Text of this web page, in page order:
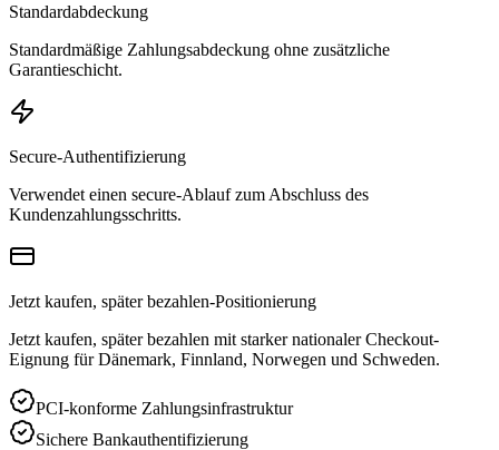
Standardabdeckung
Standardmäßige Zahlungsabdeckung ohne zusätzliche
Garantieschicht.
Secure-Authentifizierung
Verwendet einen secure-Ablauf zum Abschluss des
Kundenzahlungsschritts.
Jetzt kaufen, später bezahlen-Positionierung
Jetzt kaufen, später bezahlen mit starker nationaler Checkout-
Eignung für Dänemark, Finnland, Norwegen und Schweden.
PCI-konforme Zahlungsinfrastruktur
Sichere Bankauthentifizierung